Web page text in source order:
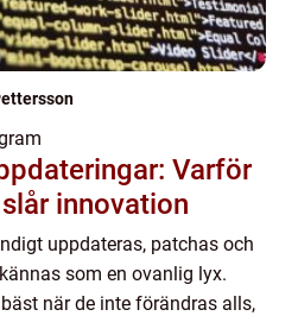
Varför
innovation
uppdateras, patchas och
som en ovanlig lyx.
när de inte förändras alls,